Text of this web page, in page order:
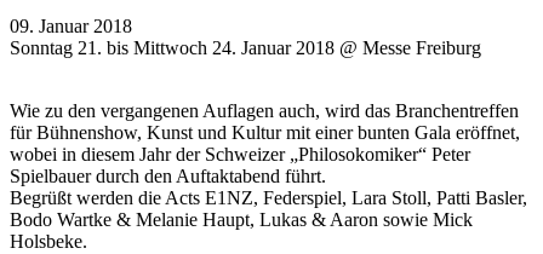
09. Januar 2018
Sonntag 21. bis Mittwoch 24. Januar 2018 @ Messe Freiburg
Wie zu den vergangenen Auflagen auch, wird das Branchentreffen
für Bühnenshow, Kunst und Kultur mit einer bunten Gala eröffnet,
wobei in diesem Jahr der Schweizer „Philosokomiker“ Peter
Spielbauer durch den Auftaktabend führt.
Begrüßt werden die Acts E1NZ, Federspiel, Lara Stoll, Patti Basler,
Bodo Wartke & Melanie Haupt, Lukas & Aaron sowie Mick
Holsbeke.